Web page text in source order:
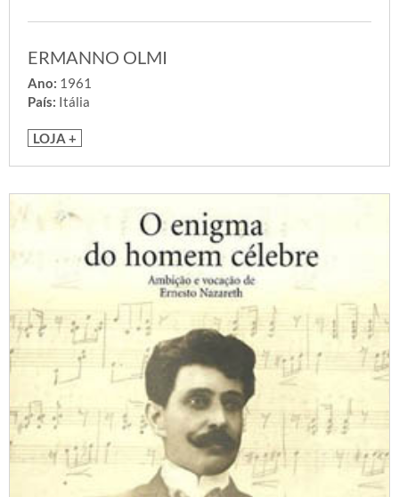
ERMANNO OLMI
Ano: 1961
País: Itália
LOJA +